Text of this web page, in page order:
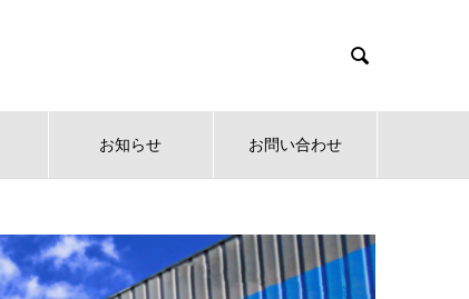

お知らせ お問い合わせ